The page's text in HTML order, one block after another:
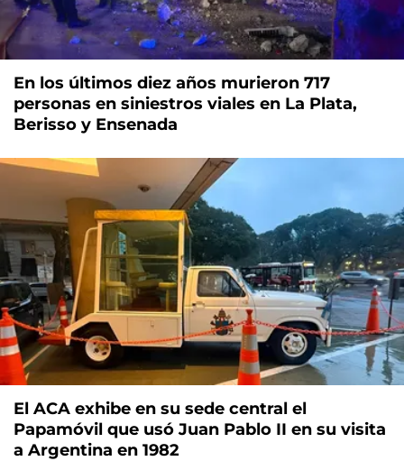
En los últimos diez años murieron 717
personas en siniestros viales en La Plata,
Berisso y Ensenada
El ACA exhibe en su sede central el
Papamóvil que usó Juan Pablo II en su visita
a Argentina en 1982